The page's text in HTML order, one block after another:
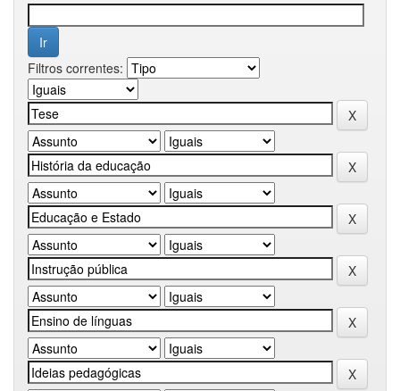
Filtros correntes: